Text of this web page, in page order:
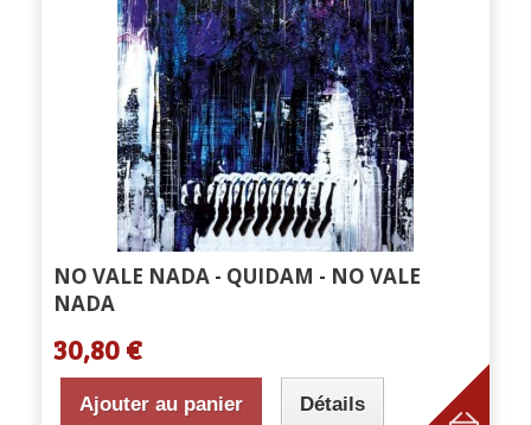
NO VALE NADA - QUIDAM - NO VALE
NADA
30,80 €
Ajouter au panier Détails